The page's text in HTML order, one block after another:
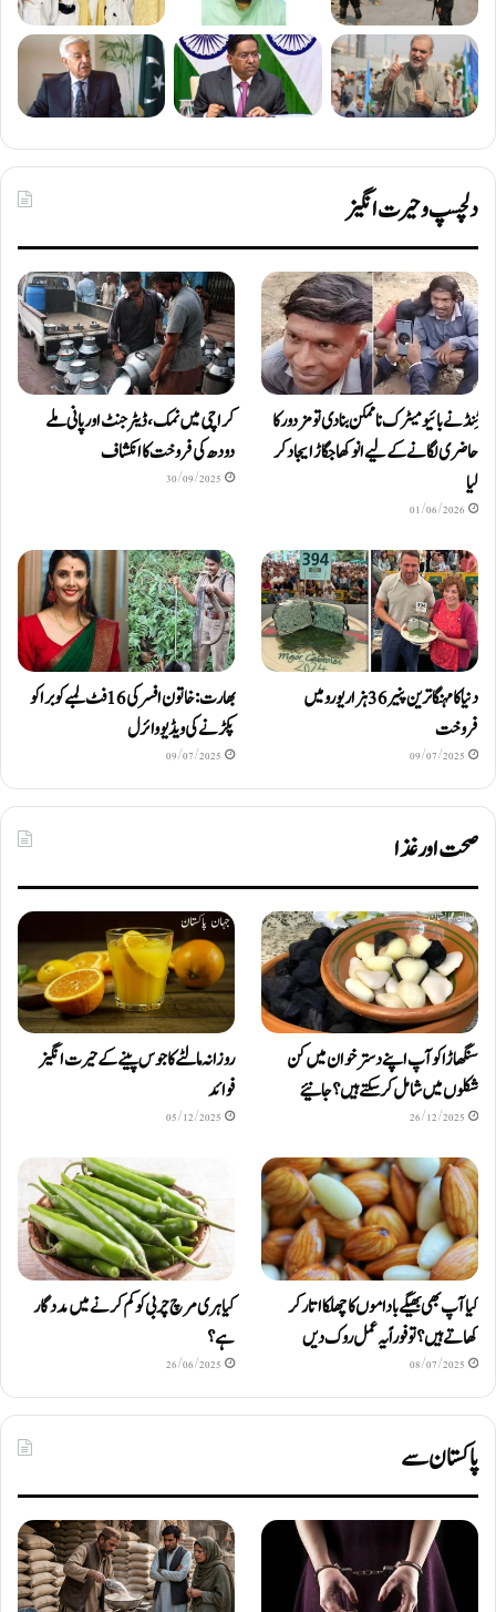
دلچسپ و حیرت انگیز
ٹِنڈ نے بائیومیٹرک ناممکن بنا دی تو مزدور کا
حاضری لگانے کے لیے انوکھا جگاڑ ایجاد کر
لیا
01/06/2026
کراچی میں نمک، ڈیٹرجنٹ اور پانی ملے
دودھ کی فروخت کا انکشاف
30/09/2025
دنیا کا مہنگا ترین پنیر 36 ہزار یورو میں
فروخت
09/07/2025
بھارت: خاتون افسر کی 16 فٹ لمبے کوبرا کو
پکڑنے کی ویڈیو وائرل
09/07/2025
صحت اور غذا
سنگھاڑا کو آپ اپنے دستر خوان میں کن
شکلوں میں شامل کرسکتے ہیں ؟ جانیئے
26/12/2025
روزانہ مالٹے کا جوس پینے کے حیرت انگیز
فوائد
05/12/2025
کیا آپ بھی بھیگے باداموں کا چھلکا اتار کر
کھاتے ہیں؟ تو فوراً یہ عمل روک دیں
08/07/2025
کیا ہری مرچ چربی کو کم کرنے میں مددگار
ہے؟
26/06/2025
پاکستان سے